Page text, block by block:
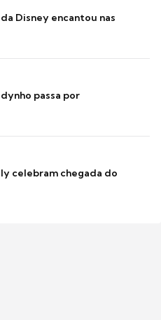
Disney encantou nas
passa por
celebram chegada do